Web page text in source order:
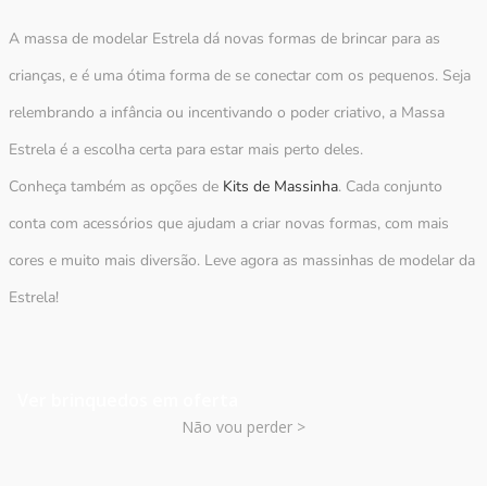
A massa de modelar Estrela dá novas formas de brincar para as
crianças, e é uma ótima forma de se conectar com os pequenos. Seja
relembrando a infância ou incentivando o poder criativo, a Massa
Estrela é a escolha certa para estar mais perto deles.
Conheça também as opções de Kits de Massinha. Cada conjunto
conta com acessórios que ajudam a criar novas formas, com mais
cores e muito mais diversão. Leve agora as massinhas de modelar da
Estrela!
Não vou perder >